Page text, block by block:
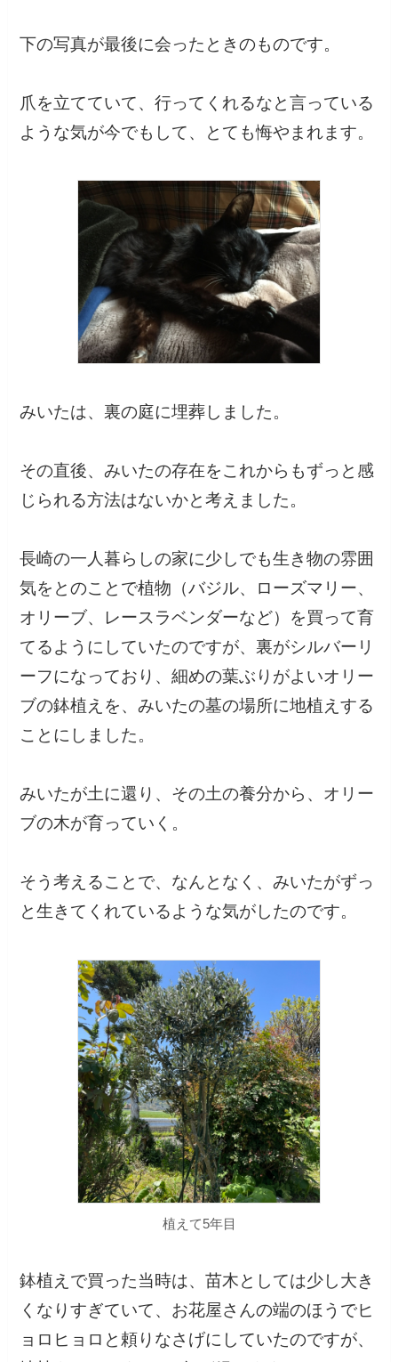
下の写真が最後に会ったときのものです。
爪を立てていて、行ってくれるなと言っている
ような気が今でもして、とても悔やまれます。
みいたは、裏の庭に埋葬しました。
その直後、みいたの存在をこれからもずっと感
じられる方法はないかと考えました。
長崎の一人暮らしの家に少しでも生き物の雰囲
気をとのことで植物（バジル、ローズマリー、
オリーブ、レースラベンダーなど）を買って育
てるようにしていたのですが、裏がシルバーリ
ーフになっており、細めの葉ぶりがよいオリー
ブの鉢植えを、みいたの墓の場所に地植えする
ことにしました。
みいたが土に還り、その土の養分から、オリー
ブの木が育っていく。
そう考えることで、なんとなく、みいたがずっ
と生きてくれているような気がしたのです。
植えて5年目
鉢植えで買った当時は、苗木としては少し大き
くなりすぎていて、お花屋さんの端のほうでヒ
ョロヒョロと頼りなさげにしていたのですが、